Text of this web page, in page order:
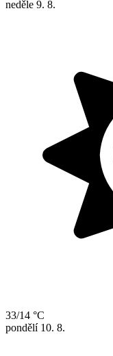
neděle 9. 8.
33/14 °C
pondělí 10. 8.